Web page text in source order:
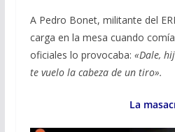
A Pedro Bonet, militante del
carga en la mesa cuando
oficiales lo provocaba: «Dale,
te vuelo la cabeza de un tiro».
La